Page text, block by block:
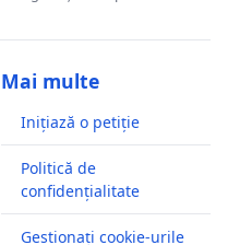
Mai multe
Inițiază o petiție
Politică de
confidențialitate
Gestionați cookie-urile